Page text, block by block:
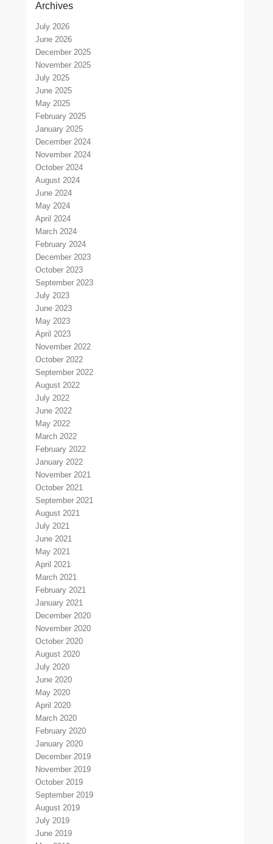
Archives
July 2026
June 2026
December 2025
November 2025
July 2025
June 2025
May 2025
February 2025
January 2025
December 2024
November 2024
October 2024
August 2024
June 2024
May 2024
April 2024
March 2024
February 2024
December 2023
October 2023
September 2023
July 2023
June 2023
May 2023
April 2023
November 2022
October 2022
September 2022
August 2022
July 2022
June 2022
May 2022
March 2022
February 2022
January 2022
November 2021
October 2021
September 2021
August 2021
July 2021
June 2021
May 2021
April 2021
March 2021
February 2021
January 2021
December 2020
November 2020
October 2020
August 2020
July 2020
June 2020
May 2020
April 2020
March 2020
February 2020
January 2020
December 2019
November 2019
October 2019
September 2019
August 2019
July 2019
June 2019